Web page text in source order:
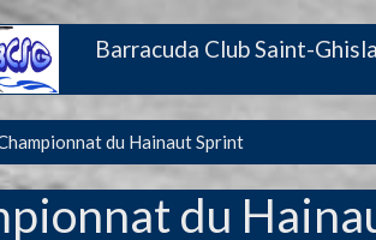
Barracuda Club Saint-
du Hainaut Sprint
du